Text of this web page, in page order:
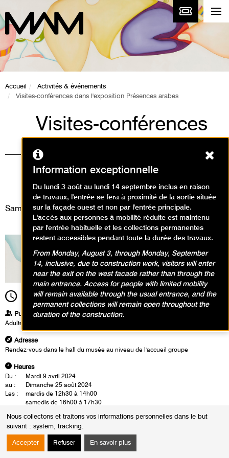
Nous collectons et traitons vos informations personnelles dans le but
suivant : system, tracking.
Accepter Refuser En savoir plus
Accueil
Activités & événements
Visites-conférences dans l'exposition Présences arabes
Visites-conférences
dans l'exposition
Présences arabes
Visites
Samedi 24 août 2024
16h00 Durée1h30
Publics
Adultes
Adresse
Rendez-vous dans le hall du musée au niveau de l'accueil groupe
Heures
Du :
Mardi 9 avril 2024
au :
Dimanche 25 août 2024
Les :
mardis de 12h30 à 14h00
samedis de 16h00 à 17h30
La visite-conférence se déroule en présence d'un conférencier du musée.
oeuvres.
Information exceptionnelle
Du lundi 3 août au lundi 14 septembre inclus en raison
de travaux, l'entrée se fera à proximité de la sortie située
sur la façade ouest et non par l'entrée principale.
L'accès aux personnes à mobilité réduite est maintenu
par l'entrée habituelle et les collections permanentes
restent accessibles pendant toute la durée des travaux.
From Monday, August 3, through Monday, September
14, inclusive, due to construction work, visitors will enter
near the exit on the west facade rather than through the
main entrance. Access for people with limited mobility
will remain available through the usual entrance, and the
permanent collections will remain open throughout the
duration of the construction.